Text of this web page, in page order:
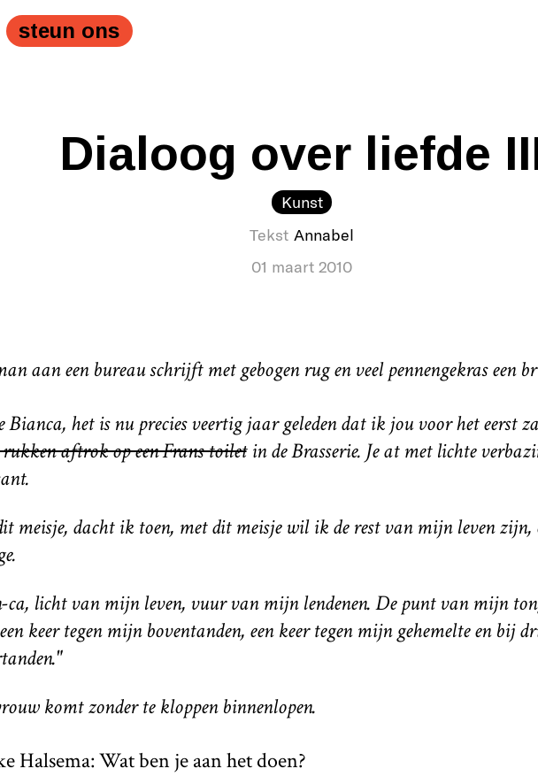
steun ons
Dialoog over liefde
Kunst
Tekst Annabel
01 maart 2010
aan een bureau schrijft met gebogen rug en veel pennengekras een
Bianca, het is nu precies veertig jaar geleden dat ik jou voor het eerst
aftrok op een Frans toiletin de Brasserie. Je at met lichte
meisje, dacht ik toen, met dit meisje wil ik de rest van mijn leven
licht van mijn leven, vuur van mijn lendenen. De punt van mijn
keer tegen mijn boventanden, een keer tegen mijn gehemelte en bij
komt zonder te kloppen binnenlopen.
Halsema: Wat ben je aan het doen?